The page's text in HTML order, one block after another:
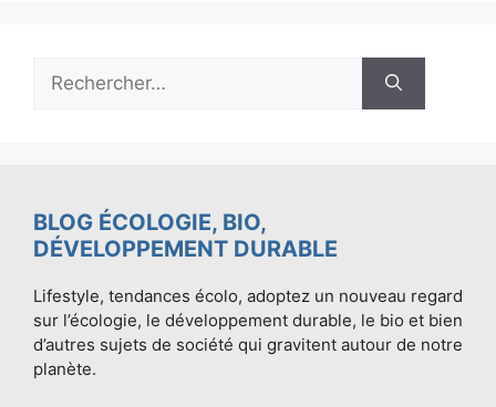
Rechercher :
BLOG ÉCOLOGIE, BIO,
DÉVELOPPEMENT DURABLE
Lifestyle, tendances écolo, adoptez un nouveau regard
sur l’écologie, le développement durable, le bio et bien
d’autres sujets de société qui gravitent autour de notre
planète.